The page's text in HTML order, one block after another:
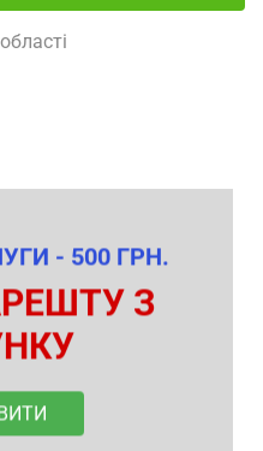
- 500 ГРН.
З